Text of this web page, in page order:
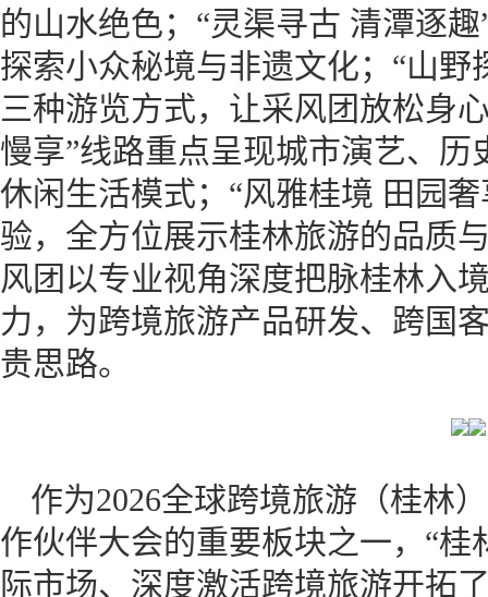
的山水绝色；“灵渠寻古 清潭逐
探索小众秘境与非遗文化；“山
三种游览方式，让采风团放松身
慢享”线路重点呈现城市演艺、
休闲生活模式；“风雅桂境 田园
验，全方位展示桂林旅游的品
风团以专业视角深度把脉桂林入
力，为跨境旅游产品研发、跨国
贵思路。
作为2026全球跨境旅游（桂林
作伙伴大会的重要板块之一，“
际市场、深度激活跨境旅游开拓